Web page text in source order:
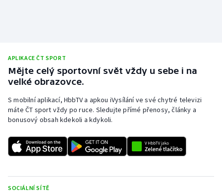
APLIKACE ČT SPORT
Mějte celý sportovní svět vždy u sebe i na
velké obrazovce.
S mobilní aplikací, HbbTV a apkou iVysílání ve své chytré televizi
máte ČT sport vždy po ruce. Sledujte přímé přenosy, články a
bonusový obsah kdekoli a kdykoli.
SOCIÁLNÍ SÍTĚ